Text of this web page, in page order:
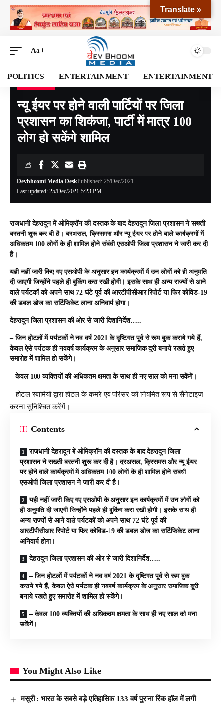
Aa
POLITICS ENTERTAINMENT ENTERTAINMENT
Devbhoomi Media> Blog>NATIONAL >UTTARAKHAND>DEHRADUN
न्यू ईयर पर होने वाली पार्टियों पर जिला
प्रशासन का शिकंजा, पार्टी में मात्र 100
लोग हो सकेंगे शामिल
Last updated: 25/Dec/2021 5:23 PM
Devbhoomi Media DeskPublished: 25/Dec/2021
राजधानी देहरादून में ओमिक्रॉन की दस्तक के बाद देहरादून जिला प्रशासन ने सख्ती
बरतनी शुरू कर दी है। दरअसल, क्रिसमस और न्यू ईयर पर होने वाले कार्यक्रमों में
अधिकतम 100 लोगों के ही शामिल होने संबंधी एसओपी जिला प्रशासन ने जारी कर दी
है।
यही नहीं जारी किए गए एसओपी के अनुसार इन कार्यक्रमों में उन लोगों को ही अनुमति
दी जाएगी जिन्होंने पहले ही बुकिंग करा रखी होगी। इसके साथ ही अन्य राज्यों से आने
वाले पर्यटकों को अपने साथ 72 घंटे पूर्व की आरटीपीसीआर रिपोर्ट या फिर कोविड-19
की डबल डोज का सर्टिफिकेट लाना अनिवार्य होगा।
देहरादून जिला प्रशासन की ओर से जारी दिशानिर्देश…..
– जिन होटलों में पर्यटकों ने नव वर्ष 2021 के दृष्टिगत पूर्व से रूम बुक कराये गये हैं,
केवल ऐसे पर्यटक ही नववर्ष कार्यक्रम के अनुसार समाजिक दूरी बनाये रखते हुए
समारोह में शामिल हो सकेंगे।
– केवल 100 व्यक्तियों की अधिकतम क्षमता के साथ ही नए साल को मना सकेंगें।
– होटल स्वामियों द्वारा होटल के कमरे एवं परिसर को नियमित रूप से सैनेटाइज
करना सुनिश्चित करेंगें।
Contents
राजधानी देहरादून में ओमिक्रॉन की दस्तक के बाद देहरादून जिला
प्रशासन ने सख्ती बरतनी शुरू कर दी है। दरअसल, क्रिसमस और न्यू ईयर
पर होने वाले कार्यक्रमों में अधिकतम 100 लोगों के ही शामिल होने संबंधी
एसओपी जिला प्रशासन ने जारी कर दी है।
यही नहीं जारी किए गए एसओपी के अनुसार इन कार्यक्रमों में उन लोगों को
ही अनुमति दी जाएगी जिन्होंने पहले ही बुकिंग करा रखी होगी। इसके साथ ही
अन्य राज्यों से आने वाले पर्यटकों को अपने साथ 72 घंटे पूर्व की
आरटीपीसीआर रिपोर्ट या फिर कोविड-19 की डबल डोज का सर्टिफिकेट लाना
अनिवार्य होगा।
देहरादून जिला प्रशासन की ओर से जारी दिशानिर्देश…..
– जिन होटलों में पर्यटकों ने नव वर्ष 2021 के दृष्टिगत पूर्व से रूम बुक
कराये गये हैं, केवल ऐसे पर्यटक ही नववर्ष कार्यक्रम के अनुसार समाजिक दूरी
बनाये रखते हुए समारोह में शामिल हो सकेंगे।
– केवल 100 व्यक्तियों की अधिकतम क्षमता के साथ ही नए साल को मना
सकेंगें।
You Might Also Like
मसूरी : भारत के सबसे बड़े एतिहासिक 133 वर्ष पुराना रिंक हाॅल में लगी
Translate »